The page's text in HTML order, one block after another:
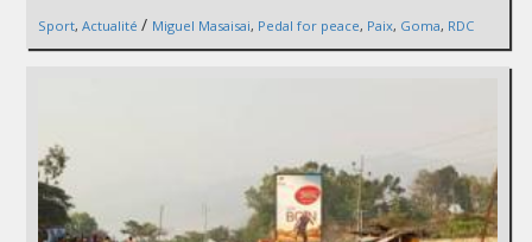
Sport, Actualité / Miguel Masaisai, Pedal for peace, Paix, Goma, RDC